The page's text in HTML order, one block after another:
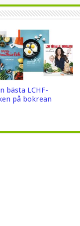
bästa LCHF-
på bokrean